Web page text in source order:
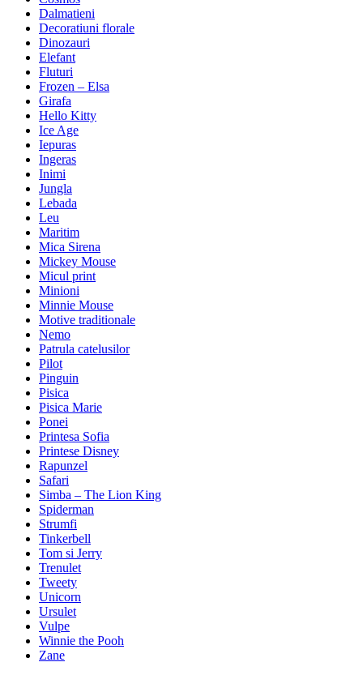
Dalmatieni
Decoratiuni florale
Dinozauri
Elefant
Fluturi
Frozen – Elsa
Girafa
Hello Kitty
Ice Age
Iepuras
Ingeras
Inimi
Jungla
Lebada
Leu
Maritim
Mica Sirena
Mickey Mouse
Micul print
Minioni
Minnie Mouse
Motive traditionale
Nemo
Patrula catelusilor
Pilot
Pinguin
Pisica
Pisica Marie
Ponei
Printesa Sofia
Printese Disney
Rapunzel
Safari
Simba – The Lion King
Spiderman
Strumfi
Tinkerbell
Tom si Jerry
Trenulet
Tweety
Unicorn
Ursulet
Vulpe
Winnie the Pooh
Zane